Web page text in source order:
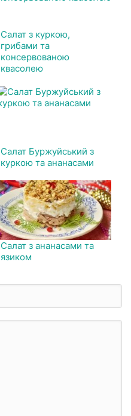
Салат з куркою,
грибами та
консервованою
квасолею
Салат Буржуйський з
куркою та ананасами
Салат з ананасами та
язиком